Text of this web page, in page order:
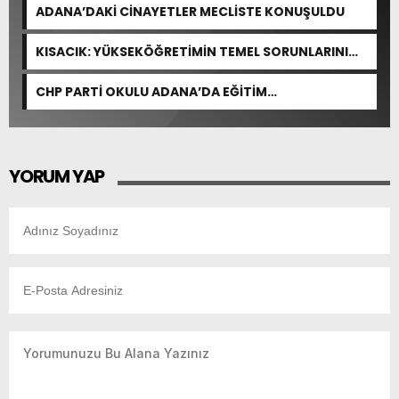
ADANA’DAKİ CİNAYETLER MECLİSTE KONUŞULDU
KISACIK: YÜKSEKÖĞRETİMİN TEMEL SORUNLARINI
ÇÖZEN BİR DÜZENLEME YOK
CHP PARTİ OKULU ADANA’DA EĞİTİM
GERÇEKLEŞTİRDİ
YORUM YAP